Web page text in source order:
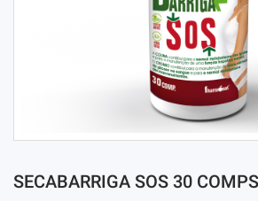
SECABARRIGA SOS 30 COMPS